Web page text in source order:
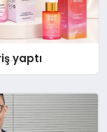
yaptı